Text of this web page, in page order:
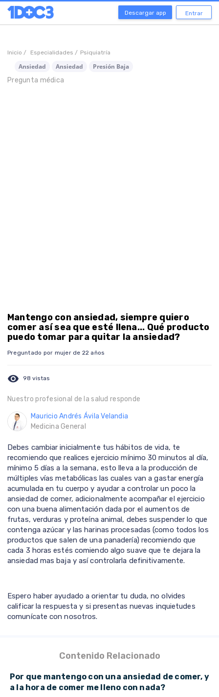
Descargar app Entrar
Inicio / Especialidades / Psiquiatría
Ansiedad Ansiedad
Presión Baja
Pregunta médica
Mantengo con ansiedad, siempre quiero
comer así sea que esté llena... Qué producto
puedo tomar para quitar la ansiedad?
Preguntado por mujer de 22 años
visibility 98 vistas
Nuestro profesional de la salud responde
Mauricio Andrés Ávila Velandia
Medicina General
Debes cambiar inicialmente tus hábitos de vida, te
recomiendo que realices ejercicio mínimo 30 minutos al día,
mínimo 5 días a la semana, esto lleva a la producción de
múltiples vías metabólicas las cuales van a gastar energía
acumulada en tu cuerpo y ayudar a controlar un poco la
ansiedad de comer, adicionalmente acompañar el ejercicio
con una buena alimentación dada por el aumentos de
frutas, verduras y proteína animal, debes suspender lo que
contenga azúcar y las harinas procesadas (como todos los
productos que salen de una panadería) recomiendo que
cada 3 horas estés comiendo algo suave que te dejara la
ansiedad mas baja y así controlarla definitivamente.
Espero haber ayudado a orientar tu duda, no olvides
calificar la respuesta y si presentas nuevas inquietudes
comunícate con nosotros.
Contenido Relacionado
Por que mantengo con una ansiedad de comer, y
a la hora de comer me lleno con nada?